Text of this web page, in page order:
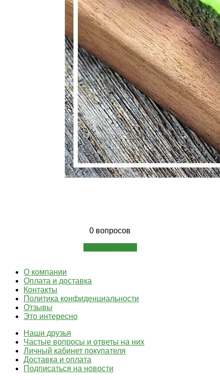
0 вопросов
О компании
Оплата и доставка
Контакты
Политика конфиденциальности
Отзывы
Это интересно
Наши друзья
Частые вопросы и ответы на них
Личный кабинет покупателя
Доставка и оплата
Подписаться на новости